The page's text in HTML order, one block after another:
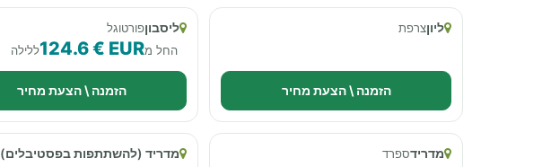
ליוןצרפת
הזמנה \ הצעת מחיר
ליסבוןפורטוגל
החל מ124.6 € EURללילה
הזמנה \ הצעת מחיר
מדרידספרד
מדריד (להשתתפות בפסטיבלים)